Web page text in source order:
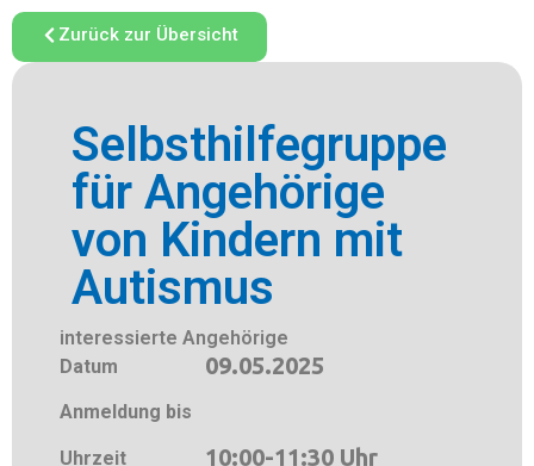
Zurück zur Übersicht
Selbsthilfegruppe
für Angehörige
von Kindern mit
Autismus
interessierte Angehörige
Datum
09.05.2025
Anmeldung bis
Uhrzeit 10:00-11:30 Uhr